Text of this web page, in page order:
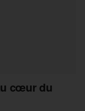
cœur du